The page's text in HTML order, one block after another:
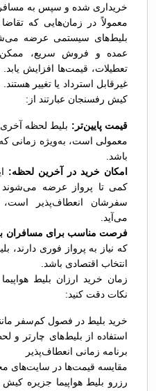
خریداری شده و سپس به
معمولاً در زمان‌هایی که
بلیط‌های سیستمی عرضه
عمده و فروش سریع،
تعطیلات، قیمت‌ها افزایش
غیرقابل استرداد یا تغییر
کیش رفسنجان عبارتند از:
قیمت پایین‌تر: بلیط لحظه آخری
معمولی است، به‌ویژه زمانی
باشد.
امکان خرید در آخرین لحظه:
کمی تا پرواز عرضه می‌شوند
سفرشان انعطاف‌پذیر است،
می‌آید.
فرصت مناسب برای مسافران
که نیاز به پرواز فوری دارند،
انتخاب اقتصادی باشد.
زمان خرید ارزان بلیط
نکات دقت کنید:
خرید بلیط در فصول کم‌سفر
استفاده از بلیط‌های چارتر
برنامه زمانی انعطاف‌پذیر
مقایسه قیمت‌ها در سایت‌های
رزرو بلیط هواپیما جزیره